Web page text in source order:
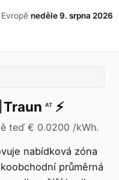
neděle 9. srpna 2026
Traun AT ⚡️
teď € 0.0200 /kWh.
nabídková zóna
průměrná